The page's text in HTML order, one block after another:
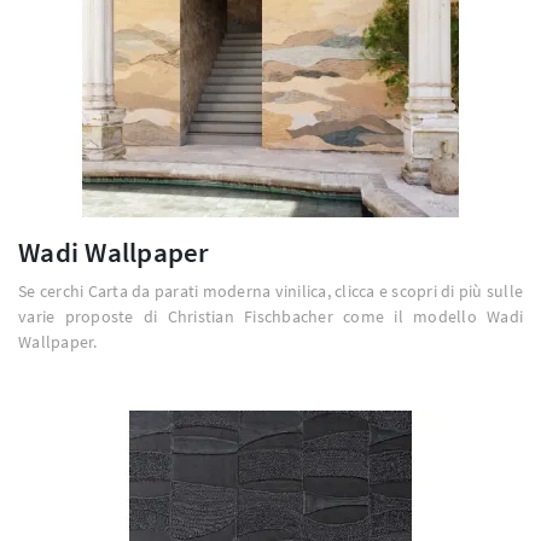
Wadi Wallpaper
Se cerchi Carta da parati moderna vinilica, clicca e scopri di più sulle
varie proposte di Christian Fischbacher come il modello Wadi
Wallpaper.